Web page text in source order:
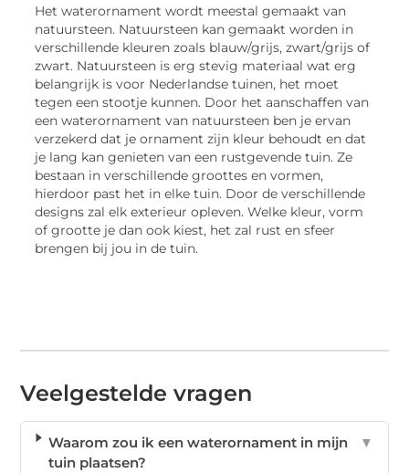
Het waterornament wordt meestal gemaakt van
natuursteen. Natuursteen kan gemaakt worden in
verschillende kleuren zoals blauw/grijs, zwart/grijs of
zwart. Natuursteen is erg stevig materiaal wat erg
belangrijk is voor Nederlandse tuinen, het moet
tegen een stootje kunnen. Door het aanschaffen van
een waterornament van natuursteen ben je ervan
verzekerd dat je ornament zijn kleur behoudt en dat
je lang kan genieten van een rustgevende tuin. Ze
bestaan in verschillende groottes en vormen,
hierdoor past het in elke tuin. Door de verschillende
designs zal elk exterieur opleven. Welke kleur, vorm
of grootte je dan ook kiest, het zal rust en sfeer
brengen bij jou in de tuin.
Veelgestelde vragen
Waarom zou ik een waterornament in mijn
tuin plaatsen?
▼